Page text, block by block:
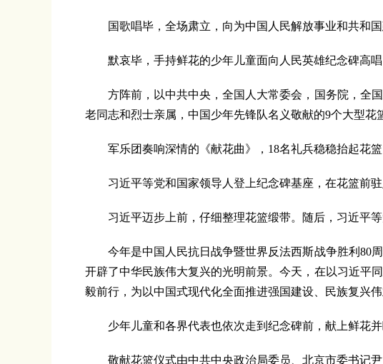
国歌唱毕，全场肃立，向为中国人民解放事业和共和国
默哀毕，手持鲜花的少年儿童面向人民英雄纪念碑高唱
方阵前，以中共中央，全国人大常委会，国务院，全国
老同志和烈士亲属，中国少年先锋队名义敬献的9个大型花
军乐团奏响深情的《献花曲》，18名礼兵稳稳抬起花篮
习近平等党和国家领导人登上纪念碑基座，在花篮前驻
习近平迈步上前，仔细整理花篮缎带。随后，习近平等
今年是中国人民抗日战争暨世界反法西斯战争胜利80周
开辟了中华民族伟大复兴的光明前景。今天，在以习近平
毅前行，为以中国式现代化全面推进强国建设、民族复兴伟
少年儿童和各界代表也依次走到纪念碑前，献上鲜花并
敬献花篮仪式由中共中央政治局委员、北京市委书记尹